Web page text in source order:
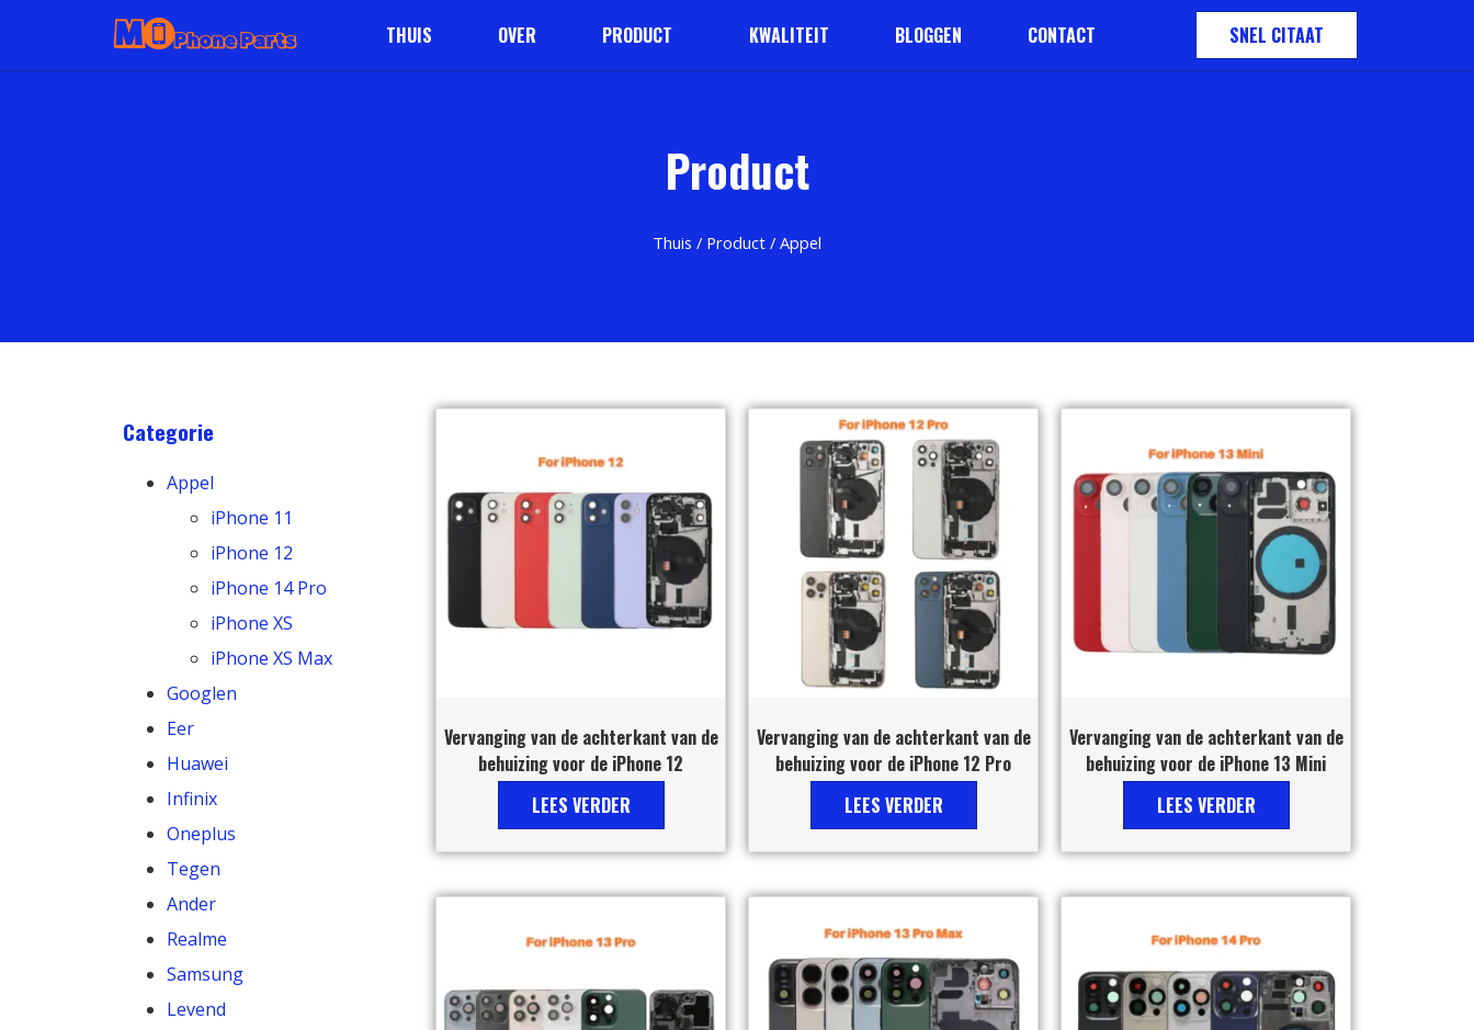
THUIS OVER PRODUCT KWALITEIT BLOGGEN CONTACT SNEL CITAAT
Product
Thuis / Product / Appel
Categorie
Appel
iPhone 11
iPhone 12
iPhone 14 Pro
iPhone XS
iPhone XS Max
Googlen
Eer
Huawei
Infinix
Oneplus
Tegen
Ander
Realme
Samsung
Levend
Vervanging van de achterkant van de
behuizing voor de iPhone 12
LEES VERDER
Vervanging van de achterkant van de
behuizing voor de iPhone 12 Pro
LEES VERDER
Vervanging van de achterkant van de
behuizing voor de iPhone 13 Mini
LEES VERDER